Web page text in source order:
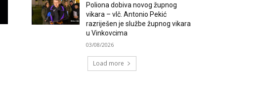
Poliona dobiva novog župnog
vikara – vlč. Antonio Pekić
razriješen je službe župnog vikara
u Vinkovcima
03/08/2026
Load more